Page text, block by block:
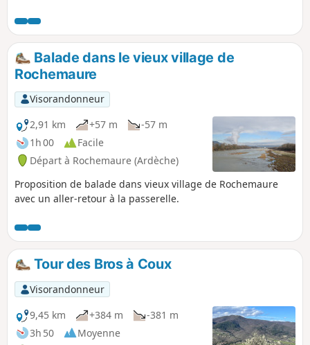
Balade dans le vieux village de
Rochemaure
Visorandonneur
2,91 km
+57 m
-57 m
1h 00
Facile
Départ à Rochemaure (Ardèche)
Proposition de balade dans vieux village de Rochemaure
avec un aller-retour à la passerelle.
Tour des Bros à Coux
Visorandonneur
9,45 km
+384 m
-381 m
3h 50
Moyenne